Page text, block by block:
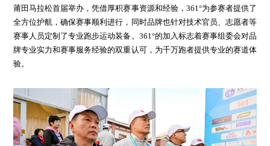
莆田马拉松首届举办，凭借厚积赛事资源和经验，361°为参赛者提供了
全方位护航，确保赛事顺利进行，同时品牌也针对技术官员、志愿者等
赛事人员定制了专业跑步运动装备。361°的加入标志着赛事组委会对品
牌专业实力和赛事服务经验的双重认可，为千万跑者提供专业的赛道体
验。